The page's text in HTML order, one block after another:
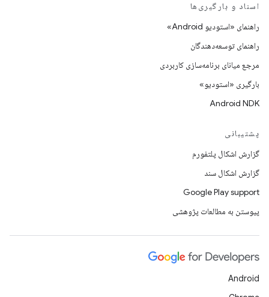
اسناد و بارگیری‌ها
راهنمای «استودیو Android»
راهنمای توسعه‌دهندگان
مرجع میانای برنامه‌سازی کاربردی
بارگیری «استودیو»
Android NDK
پشتیبانی
گزارش اشکال پلتفورم
گزارش اشکال سند
Google Play support
پیوستن به مطالعات پژوهشی
Android